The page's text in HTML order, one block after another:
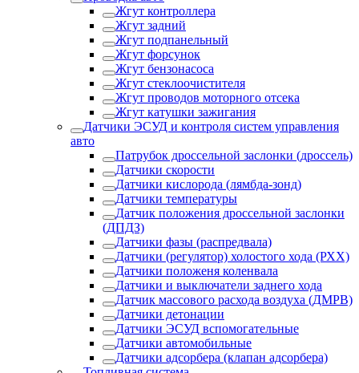
Жгут контроллера
Жгут задний
Жгут подпанельный
Жгут форсунок
Жгут бензонасоса
Жгут стеклоочистителя
Жгут проводов моторного отсека
Жгут катушки зажигания
Датчики ЭСУД и контроля систем управления
авто
Патрубок дроссельной заслонки (дроссель)
Датчики скорости
Датчики кислорода (лямбда-зонд)
Датчики температуры
Датчик положения дроссельной заслонки
(ДПДЗ)
Датчики фазы (распредвала)
Датчики (регулятор) холостого хода (РХХ)
Датчики положеня коленвала
Датчики и выключатели заднего хода
Датчик массового расхода воздуха (ДМРВ)
Датчики детонации
Датчики ЭСУД вспомогательные
Датчики автомобильные
Датчики адсорбера (клапан адсорбера)